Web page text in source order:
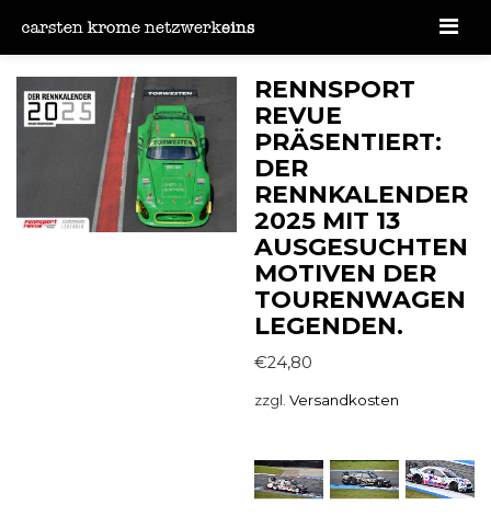
RENNSPORT
REVUE
PRÄSENTIERT:
DER
RENNKALENDER
2025 MIT 13
AUSGESUCHTEN
MOTIVEN DER
TOURENWAGEN
LEGENDEN.
€24,80
zzgl.Versandkosten